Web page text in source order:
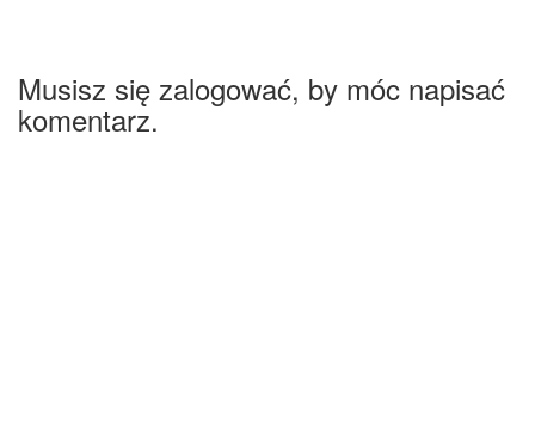
Musisz się zalogować, by móc napisać
komentarz.